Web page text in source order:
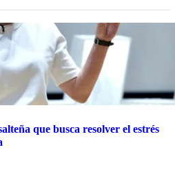
que busca resolver el estrés